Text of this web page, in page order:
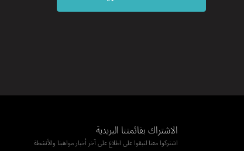
الاشتراك بقائمتنا البريدية
اشتركوا معنا لتبقوا على اطلاع على آخر أخبار مواهبنا والأنشطة